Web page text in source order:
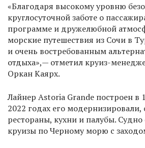
«Благодаря высокому уровню
круглосуточной заботе о
программе и дружелюбной
морские путешествия из Сочи в
и очень востребованным
отдыха»,— отметил круиз-
Оркан Каярх.
Лайнер Astoria Grande построен в
2022 годах его модернизировали,
рестораны, кухни и палубы. Судно
круизы по Черному морю с